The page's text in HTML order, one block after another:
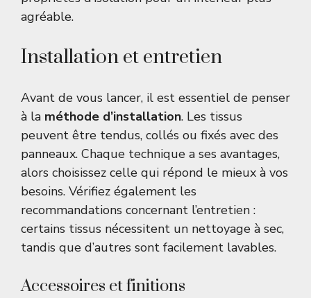
agréable.
Installation et entretien
Avant de vous lancer, il est essentiel de penser
à la méthode d’installation. Les tissus
peuvent être tendus, collés ou fixés avec des
panneaux. Chaque technique a ses avantages,
alors choisissez celle qui répond le mieux à vos
besoins. Vérifiez également les
recommandations concernant l’entretien :
certains tissus nécessitent un nettoyage à sec,
tandis que d’autres sont facilement lavables.
Accessoires et finitions